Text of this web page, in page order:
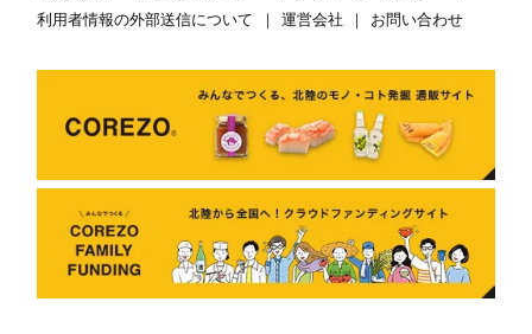
利用者情報の外部送信について
運営会社 お問い合わせ